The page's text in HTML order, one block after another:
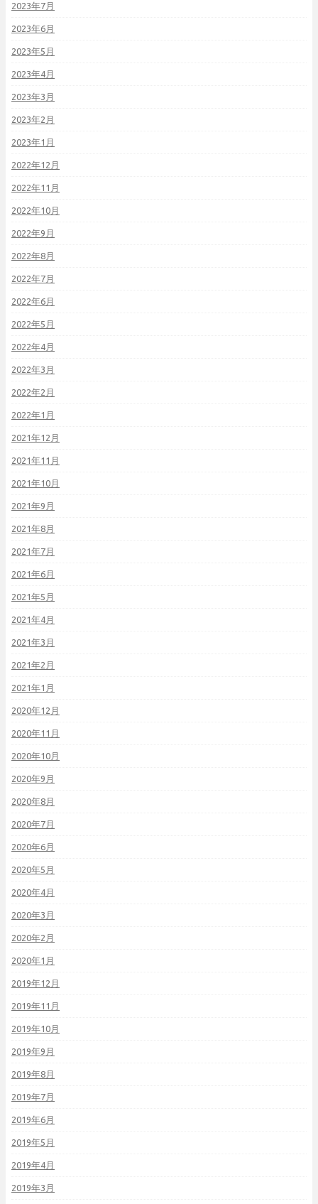
2023年7月
2023年6月
2023年5月
2023年4月
2023年3月
2023年2月
2023年1月
2022年12月
2022年11月
2022年10月
2022年9月
2022年8月
2022年7月
2022年6月
2022年5月
2022年4月
2022年3月
2022年2月
2022年1月
2021年12月
2021年11月
2021年10月
2021年9月
2021年8月
2021年7月
2021年6月
2021年5月
2021年4月
2021年3月
2021年2月
2021年1月
2020年12月
2020年11月
2020年10月
2020年9月
2020年8月
2020年7月
2020年6月
2020年5月
2020年4月
2020年3月
2020年2月
2020年1月
2019年12月
2019年11月
2019年10月
2019年9月
2019年8月
2019年7月
2019年6月
2019年5月
2019年4月
2019年3月